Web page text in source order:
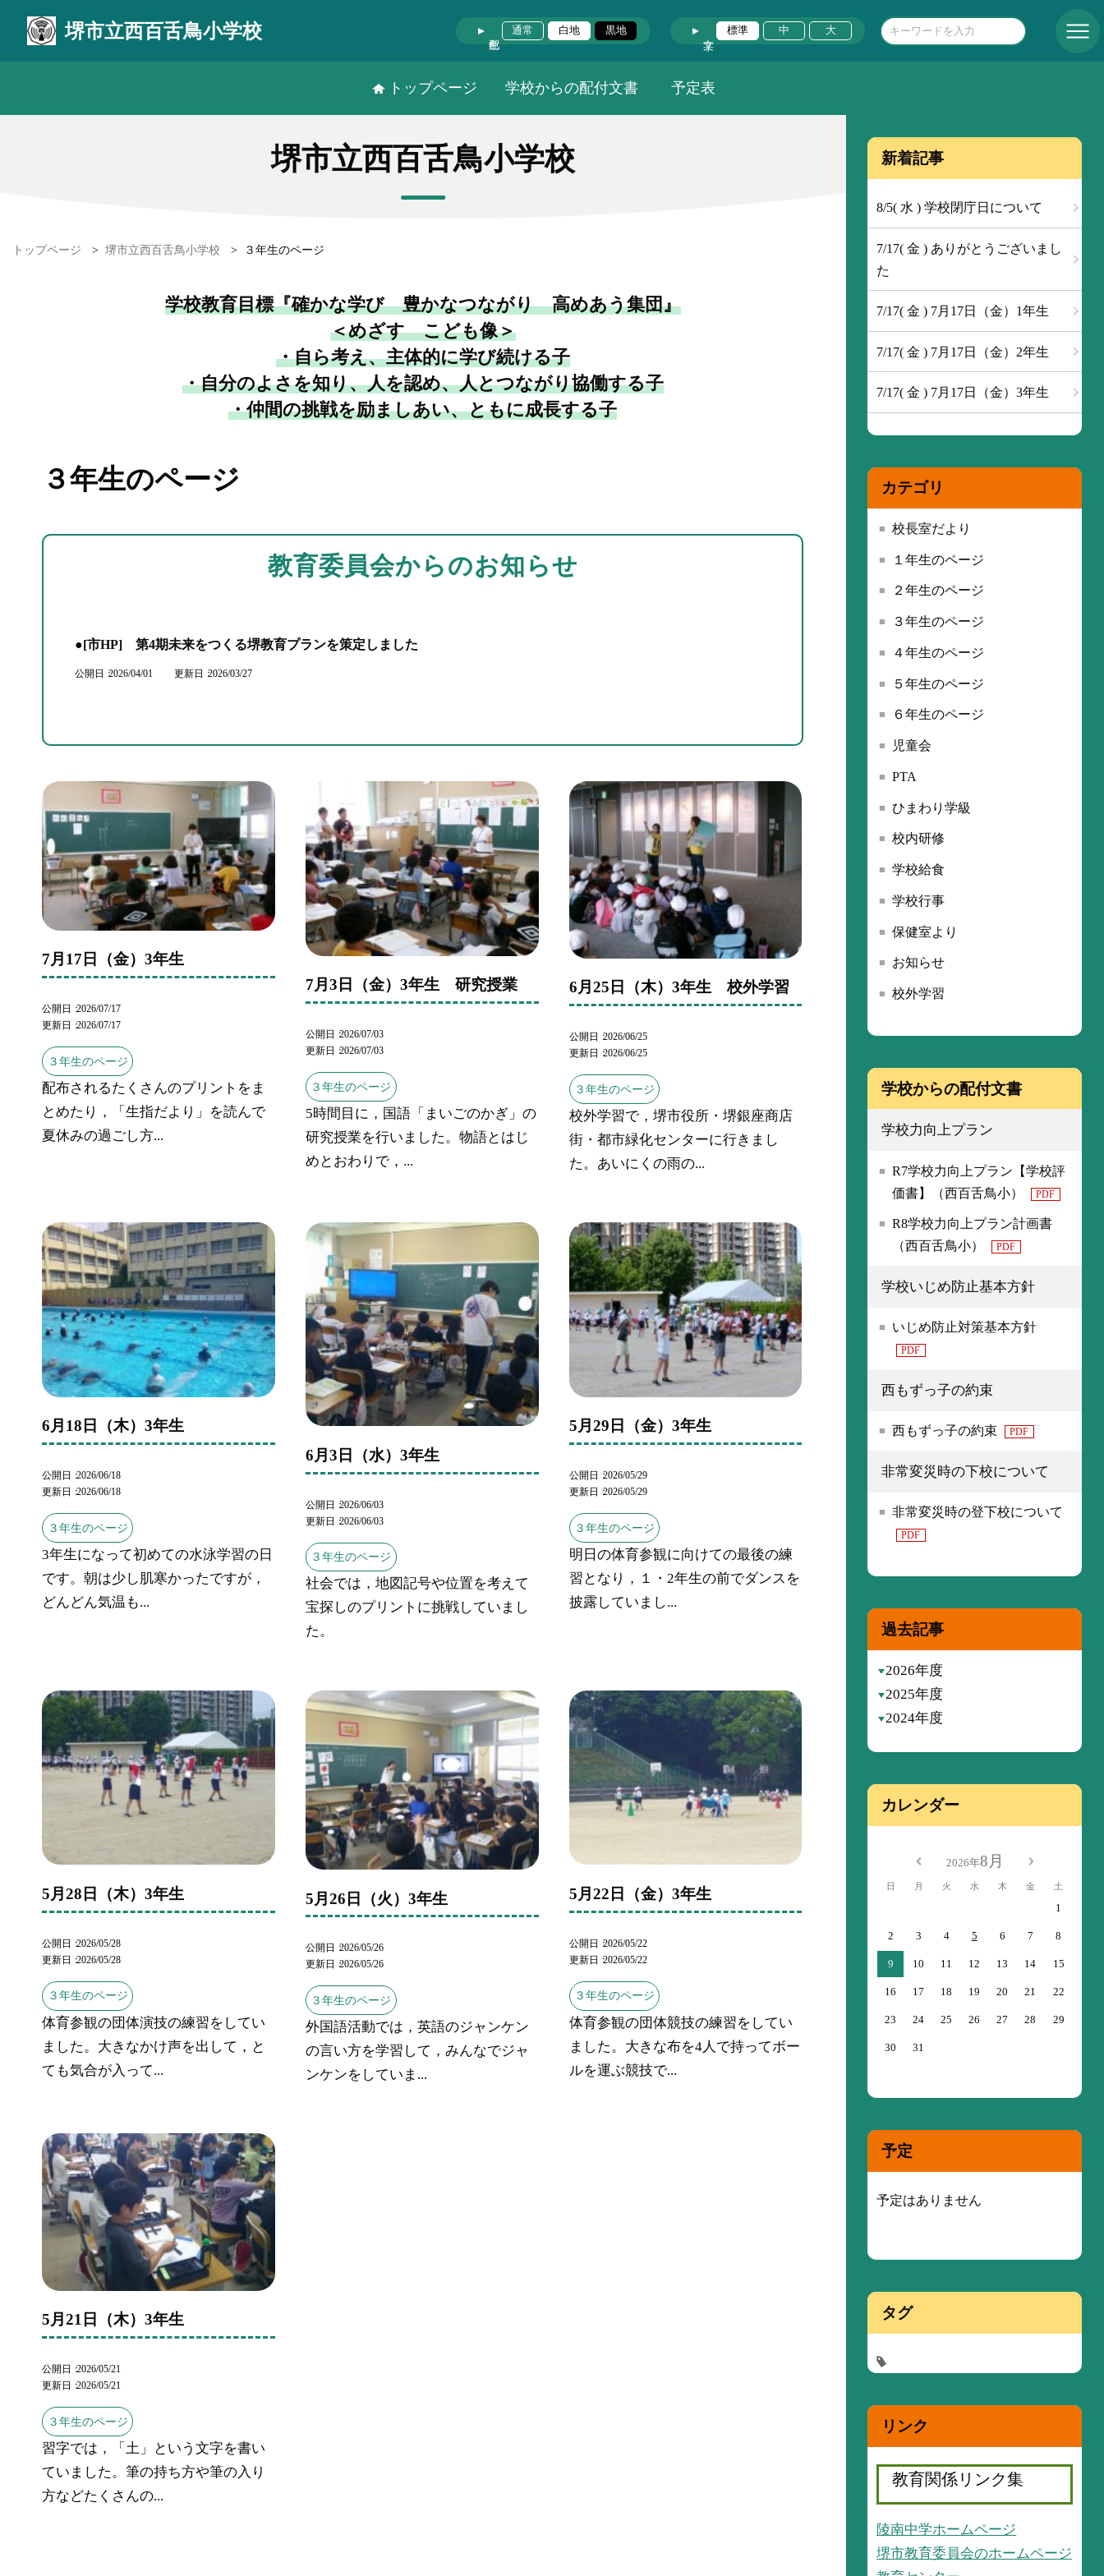
堺市立西百舌鳥小学校 通常 白地 黒地 標準 中 大
トップページ 学校からの配付文書 予定表
堺市立西百舌鳥小学校
トップページ > 堺市立西百舌鳥小学校 > ３年生のページ
学校教育目標『確かな学び 豊かなつながり 高めあう集団』
＜めざす こども像＞
・自ら考え、主体的に学び続ける子
・自分のよさを知り、人を認め、人とつながり協働する子
・仲間の挑戦を励ましあい、ともに成長する子
３年生のページ
教育委員会からのお知らせ
●[市HP] 第4期未来をつくる堺教育プランを策定しました
公開日 2026/04/01 更新日 2026/03/27
7月17日（金）3年生
公開日
2026/07/17
更新日
2026/07/17
３年生のページ
配布されるたくさんのプリントをま
とめたり，「生指だより」を読んで
夏休みの過ごし方...
7月3日（金）3年生 研究授業
公開日
2026/07/03
更新日
2026/07/03
３年生のページ
5時間目に，国語「まいごのかぎ」の
研究授業を行いました。物語とはじ
めとおわりで，...
6月25日（木）3年生 校外学習
公開日 2026/06/25
更新日 2026/06/25
３年生のページ
校外学習で，堺市役所・堺銀座商店
街・都市緑化センターに行きまし
た。あいにくの雨の...
6月18日（木）3年生
公開日
2026/06/18
更新日
2026/06/18
３年生のページ
3年生になって初めての水泳学習の日
です。朝は少し肌寒かったですが，
どんどん気温も...
6月3日（水）3年生
公開日 2026/06/03
更新日 2026/06/03
３年生のページ
社会では，地図記号や位置を考えて
宝探しのプリントに挑戦していまし
た。
5月29日（金）3年生
公開日 2026/05/29
更新日 2026/05/29
３年生のページ
明日の体育参観に向けての最後の練
習となり，１・2年生の前でダンスを
披露していまし...
5月28日（木）3年生
公開日 2026/05/28
更新日 2026/05/28
３年生のページ
体育参観の団体演技の練習をしてい
ました。大きなかけ声を出して，と
ても気合が入って...
5月26日（火）3年生
公開日
2026/05/26
更新日
2026/05/26
３年生のページ
外国語活動では，英語のジャンケン
の言い方を学習して，みんなでジャ
ンケンをしていま...
5月22日（金）3年生
公開日 2026/05/22
更新日 2026/05/22
３年生のページ
体育参観の団体競技の練習をしてい
ました。大きな布を4人で持ってボー
ルを運ぶ競技で...
5月21日（木）3年生
公開日
2026/05/21
更新日
2026/05/21
３年生のページ
習字では，「土」という文字を書い
ていました。筆の持ち方や筆の入り
方などたくさんの...
新着記事
8/5( 水 ) 学校閉庁日について
7/17( 金 ) ありがとうございまし
た
7/17( 金 ) 7月17日（金）1年生
7/17( 金 ) 7月17日（金）2年生
7/17( 金 ) 7月17日（金）3年生
カテゴリ
校長室だより
１年生のページ
２年生のページ
３年生のページ
４年生のページ
５年生のページ
６年生のページ
児童会
PTA
ひまわり学級
校内研修
学校給食
学校行事
保健室より
お知らせ
校外学習
学校からの配付文書
学校力向上プラン
R7学校力向上プラン【学校評
価書】（西百舌鳥小）
PDF
R8学校力向上プラン計画書
（西百舌鳥小）
PDF
学校いじめ防止基本方針
いじめ防止対策基本方針
PDF
西もずっ子の約束
西もずっ子の約束 PDF
非常変災時の下校について
非常変災時の登下校について
PDF
過去記事
2026年度
2025年度
2024年度
カレンダー
2026年8月
日 月 火 水 木 金 土
1
2 3 4 5 6 7 8
9 10 11 12 13 14 15
16 17 18 19 20 21 22
23 24 25 26 27 28 29
30 31
予定
予定はありません
タグ
リンク
教育関係リンク集
陵南中学ホームページ
堺市教育委員会のホームページ